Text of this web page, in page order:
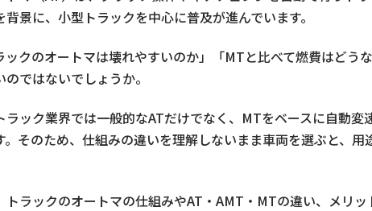
景に、小型トラックを中心に普及が進んでいます。
ックのオートマは壊れやすいのか」「MTと比べて燃費はどう
ではないでしょうか。
ラック業界では一般的なATだけでなく、MTをベースに自動
。そのため、仕組みの違いを理解しないまま車両を選ぶと、
トラックのオートマの仕組みやAT・AMT・MTの違い、メリ